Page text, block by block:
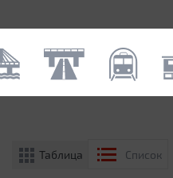
Таблица Список